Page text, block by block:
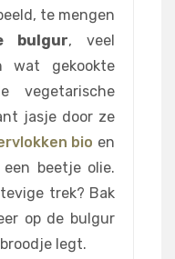
te mengen
bulgur, veel
wat gekookte
vegetarische
jasje door ze
bio en
beetje olie.
trek? Bak
op de bulgur
legt.